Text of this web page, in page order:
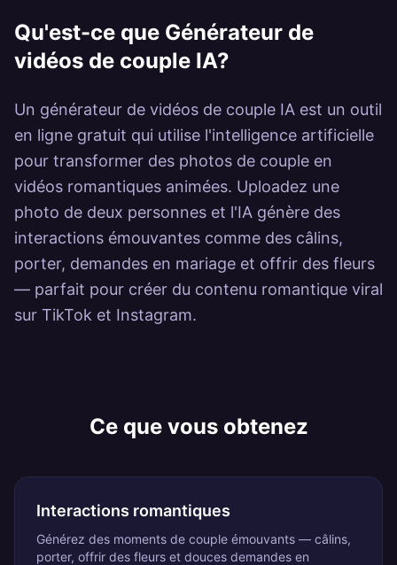
Qu'est-ce que Générateur de
vidéos de couple IA?
Un générateur de vidéos de couple IA est un outil
en ligne gratuit qui utilise l'intelligence artificielle
pour transformer des photos de couple en
vidéos romantiques animées. Uploadez une
photo de deux personnes et l'IA génère des
interactions émouvantes comme des câlins,
porter, demandes en mariage et offrir des fleurs
— parfait pour créer du contenu romantique viral
sur TikTok et Instagram.
Ce que vous obtenez
Interactions romantiques
Générez des moments de couple émouvants — câlins,
porter, offrir des fleurs et douces demandes en